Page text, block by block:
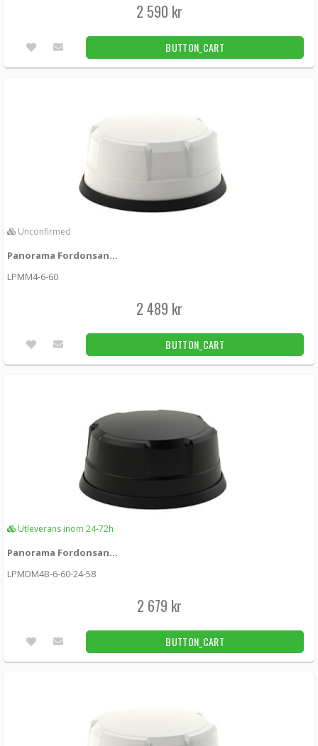
2 590 kr
BUTTON_CART
Unconfirmed
Panorama Fordonsantenn 4x4 MIMO 5G/4G White
LPMM4-6-60
2 489 kr
BUTTON_CART
Utleverans inom 24-72h
Panorama Fordonsantenn 4x4 MIMO 5G/4G WiFi Black
LPMDM4B-6-60-24-58
2 679 kr
BUTTON_CART